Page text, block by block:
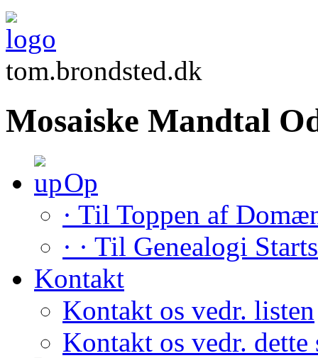
tom.brondsted.dk
Mosaiske Mandtal
Op
· Til Toppen af
· · Til Genealogi
Kontakt
Kontakt os vedr. listen
Kontakt os vedr. dette